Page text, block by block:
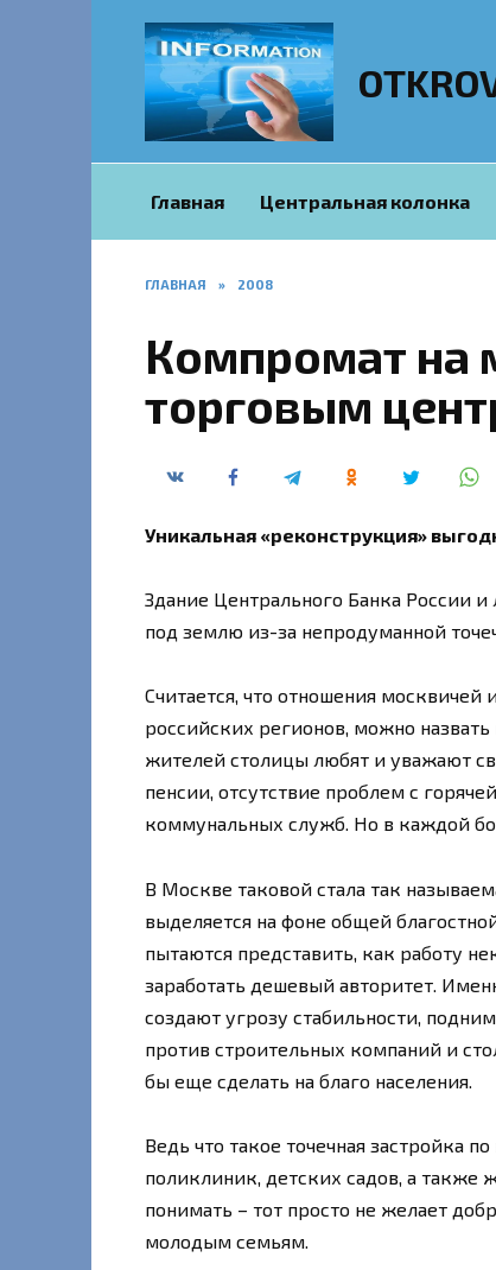
Главная Центральная колонка
ГЛАВНАЯ » 2008
Компромат на
торговым
Уникальная «реконструкция»
Здание Центрального Банка России
под землю из-за непродуманной
Считается, что отношения
российских регионов, можно
жителей столицы любят и уважают
пенсии, отсутствие проблем с
коммунальных служб. Но в каждой
В Москве таковой стала так
выделяется на фоне общей
пытаются представить, как работу
заработать дешевый авторитет.
создают угрозу стабильности,
против строительных компаний и
бы еще сделать на благо населения.
Ведь что такое точечная застройка
поликлиник, детских садов, а также
понимать – тот просто не желает
молодым семьям.